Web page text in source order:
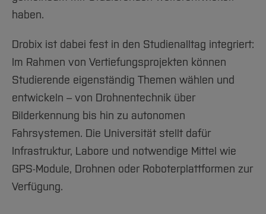
haben.
Drobix ist dabei fest in den Studienalltag integriert:
Im Rahmen von Vertiefungsprojekten können
Studierende eigenständig Themen wählen und
entwickeln – von Drohnentechnik über
Bilderkennung bis hin zu autonomen
Fahrsystemen. Die Universität stellt dafür
Infrastruktur, Labore und notwendige Mittel wie
GPS-Module, Drohnen oder Roboterplattformen zur
Verfügung.